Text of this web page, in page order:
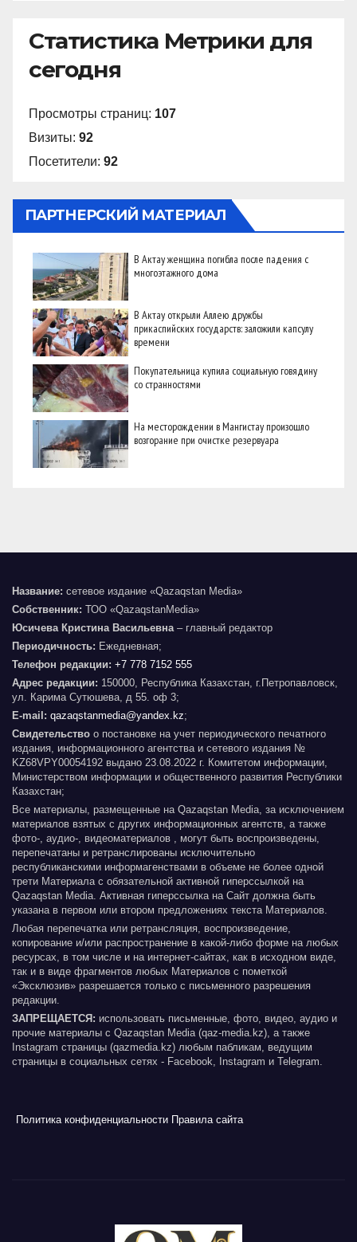
Статистика Метрики для
сегодня
Просмотры страниц: 107
Визиты: 92
Посетители: 92
ПАРТНЕРСКИЙ МАТЕРИАЛ
В Актау женщина погибла после падения с
многоэтажного дома
В Актау открыли Аллею дружбы
прикаспийских государств: заложили капсулу
времени
Покупательница купила социальную говядину
со странностями
На месторождении в Мангистау произошло
возгорание при очистке резервуара
Название: сетевое издание «Qazaqstan Media»
Собственник: ТОО «QazaqstanMedia»
Юсичева Кристина Васильевна – главный редактор
Периодичность: Ежедневная;
Телефон редакции: +7 778 7152 555
Адрес редакции: 150000, Республика Казахстан, г.Петропавловск,
ул. Карима Сутюшева, д 55. оф 3;
E-mail: qazaqstanmedia@yandex.kz;
Свидетельство о постановке на учет периодического печатного
издания, информационного агентства и сетевого издания №
KZ68VPY00054192 выдано 23.08.2022 г. Комитетом информации,
Министерством информации и общественного развития Республики
Казахстан;
Все материалы, размещенные на Qazaqstan Media, за исключением
материалов взятых с других информационных агентств, а также
фото-, аудио-, видеоматериалов , могут быть воспроизведены,
перепечатаны и ретранслированы исключительно
республиканскими информагенствами в объеме не более одной
трети Материала с обязательной активной гиперссылкой на
Qazaqstan Media. Активная гиперссылка на Сайт должна быть
указана в первом или втором предложениях текста Материалов.
Любая перепечатка или ретрансляция, воспроизведение,
копирование и/или распространение в какой-либо форме на любых
ресурсах, в том числе и на интернет-сайтах, как в исходном виде,
так и в виде фрагментов любых Материалов с пометкой
«Эксклюзив» разрешается только с письменного разрешения
редакции.
ЗАПРЕЩАЕТСЯ: использовать письменные, фото, видео, аудио и
прочие материалы с Qazaqstan Media (qaz-media.kz), а также
Instagram страницы (qazmedia.kz) любым пабликам, ведущим
страницы в социальных сетях - Facebook, Instagram и Telegram.
Политика конфиденциальности Правила сайта